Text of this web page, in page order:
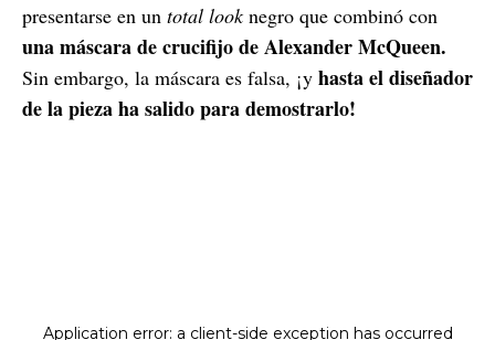
presentarse en un total looknegro que combinó con
una máscara de crucifijo de Alexander McQueen.
Sin embargo, la máscara es falsa, ¡y hasta el diseñador
de la pieza ha salido para demostrarlo!